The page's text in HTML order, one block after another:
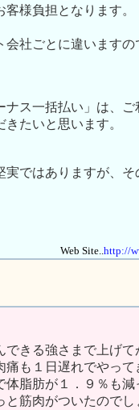
様負担となります。
社ごとに違います
ナス一括払い」は、
たいと思います。
実ではありますが、
Web Site..http://
できる強さまで上げ
も１日遅れでやっ
脂肪が１．９％も
と筋肉がついたのでし